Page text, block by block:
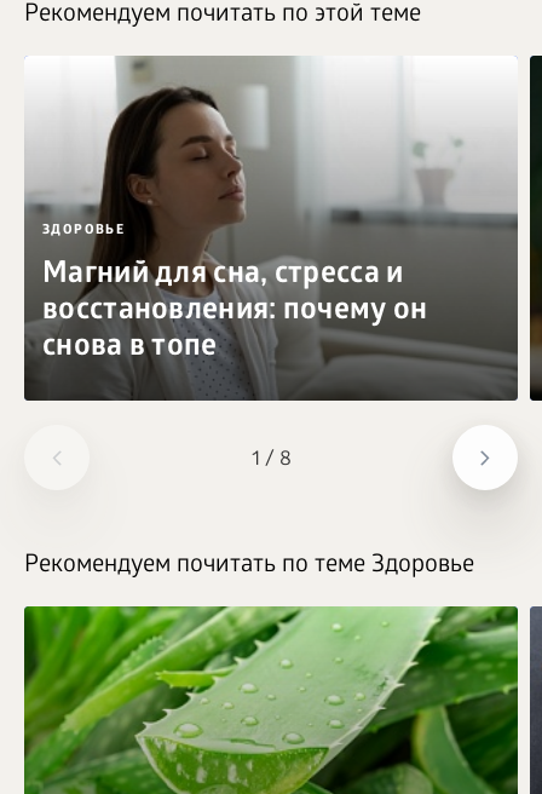
1 / 8
Рекомендуем почитать по этой теме
ЗДОРОВЬЕ
Магний для сна, стресса и
восстановления: почему он
снова в топе
Рекомендуем почитать по теме Здоровье